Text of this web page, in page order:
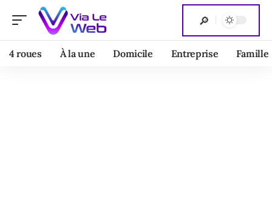
4 roues À la une Domicile Entreprise Famille